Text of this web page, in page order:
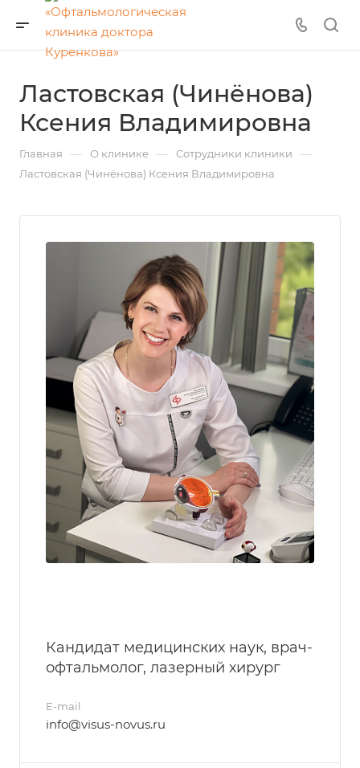
Ластовская (Чинёнова)
Ксения Владимировна
Главная — О клинике — Сотрудники клиники —
Ластовская (Чинёнова) Ксения Владимировна
Кандидат медицинских наук, врач-
офтальмолог, лазерный хирург
E-mail
info@visus-novus.ru